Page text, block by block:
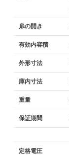
扉の開き
有効内容積
外形寸法
庫内寸法
重量
保証期間
定格電圧